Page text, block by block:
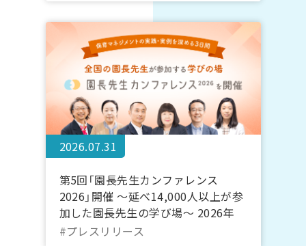
2026.07.31
第5回「園長先生カンファレンス
2026」開催 ～延べ14,000人以上が参
加した園長先生の学び場～ 2026年
10月20日～22日＠オンライン｜コド
#プレスリリース